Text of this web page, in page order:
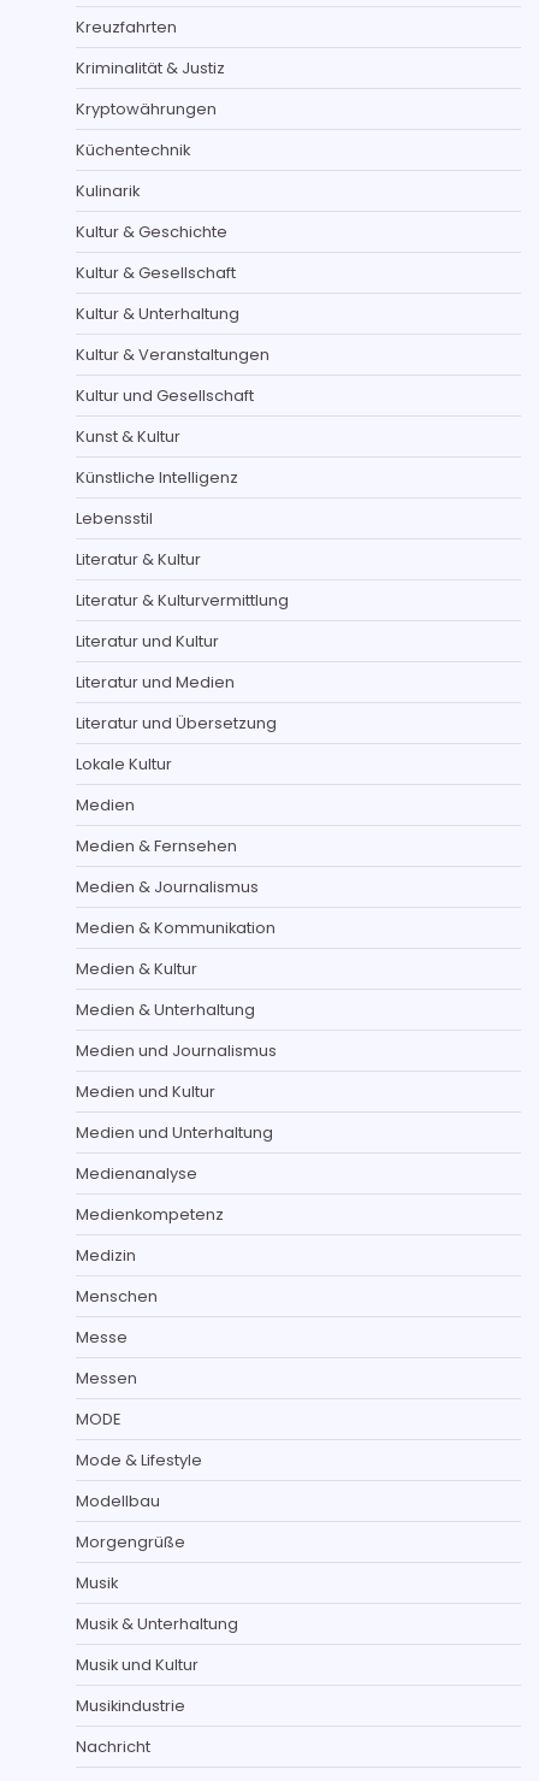
Kreuzfahrten
Kriminalität & Justiz
Kryptowährungen
Küchentechnik
Kulinarik
Kultur & Geschichte
Kultur & Gesellschaft
Kultur & Unterhaltung
Kultur & Veranstaltungen
Kultur und Gesellschaft
Kunst & Kultur
Künstliche Intelligenz
Lebensstil
Literatur & Kultur
Literatur & Kulturvermittlung
Literatur und Kultur
Literatur und Medien
Literatur und Übersetzung
Lokale Kultur
Medien
Medien & Fernsehen
Medien & Journalismus
Medien & Kommunikation
Medien & Kultur
Medien & Unterhaltung
Medien und Journalismus
Medien und Kultur
Medien und Unterhaltung
Medienanalyse
Medienkompetenz
Medizin
Menschen
Messe
Messen
MODE
Mode & Lifestyle
Modellbau
Morgengrüße
Musik
Musik & Unterhaltung
Musik und Kultur
Musikindustrie
Nachricht